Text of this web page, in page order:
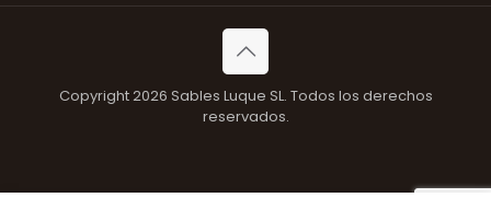
Copyright 2026 Sables Luque SL. Todos los derechos
reservados.